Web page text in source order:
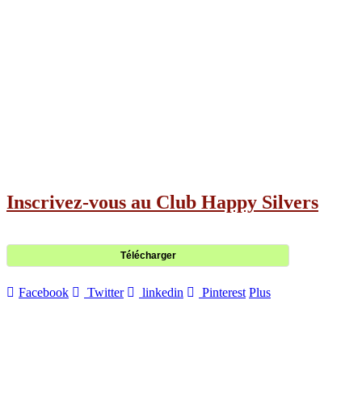
Inscrivez-vous au Club Happy Silvers
Télécharger
Facebook Twitter linkedin Pinterest Plus